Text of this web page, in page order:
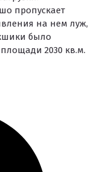
пропускает
на нем луж,
было
2030 кв.м.